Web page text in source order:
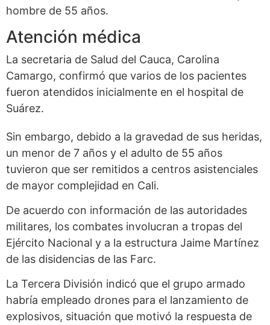
hombre de 55 años.
Atención médica
La secretaria de Salud del Cauca, Carolina
Camargo, confirmó que varios de los pacientes
fueron atendidos inicialmente en el hospital de
Suárez.
Sin embargo, debido a la gravedad de sus heridas,
un menor de 7 años y el adulto de 55 años
tuvieron que ser remitidos a centros asistenciales
de mayor complejidad en Cali.
De acuerdo con información de las autoridades
militares, los combates involucran a tropas del
Ejército Nacional y a la estructura Jaime Martínez
de las disidencias de las Farc.
La Tercera División indicó que el grupo armado
habría empleado drones para el lanzamiento de
explosivos, situación que motivó la respuesta de